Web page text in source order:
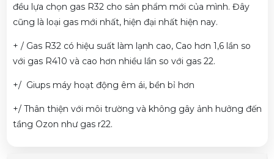
đều lựa chọn gas R32 cho sản phẩm mới của mình. Đây
cũng là loại gas mới nhất, hiện đại nhất hiện nay.
+ / Gas R32 có hiệu suất làm lạnh cao, Cao hơn 1,6 lần so
với gas R410 và cao hơn nhiều lần so với gas 22.
+/ Giups máy hoạt động êm ái, bền bỉ hơn
+/ Thân thiện với môi trường và không gây ảnh hưởng đến
tầng Ozon như gas r22.